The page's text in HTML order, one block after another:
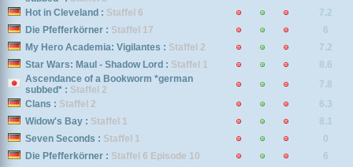
Hot in Cleveland : Staffel 6
7.2
Die Pfefferkörner : Staffel 17
6
My Hero Academia: Vigilantes : Staffel 2
7.2
Star Wars: Maul - Shadow Lord : Staffel 1
8.6
Ascendance of a Bookworm *german
subbed* : Staffel 2
7.8
Clans : Staffel 2
6.3
Widow's Bay : Staffel 1
8.1
Seven Seconds : Staffel 1
0
Die Pfefferkörner : Staffel 6 Episode 10
6